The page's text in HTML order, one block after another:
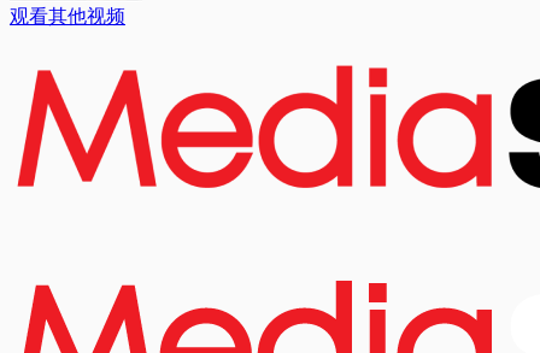
观看其他视频